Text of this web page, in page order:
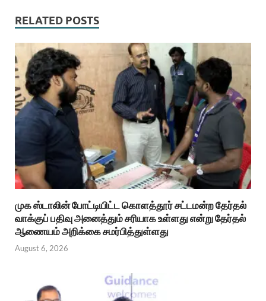
RELATED POSTS
முக ஸ்டாலின் போட்டியிட்ட கொளத்தூர் சட்டமன்ற தேர்தல்
வாக்குப் பதிவு அனைத்தும் சரியாக உள்ளது என்று தேர்தல்
ஆணையம் அறிக்கை சமர்பித்துள்ளது
August 6, 2026